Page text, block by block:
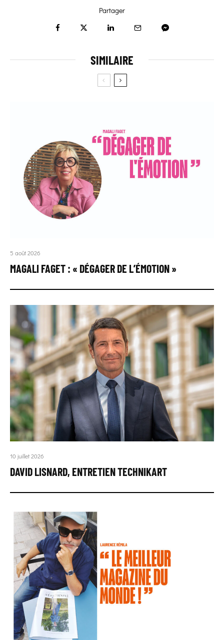
Partager
SIMILAIRE
5 août 2026
MAGALI FAGET : « DÉGAGER DE L’ÉMOTION »
10 juillet 2026
DAVID LISNARD, ENTRETIEN TECHNIKART